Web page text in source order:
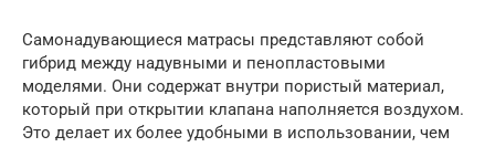
Самонадувающиеся матрасы представляют собой
гибрид между надувными и пенопластовыми
моделями. Они содержат внутри пористый материал,
который при открытии клапана наполняется воздухом.
Это делает их более удобными в использовании, чем